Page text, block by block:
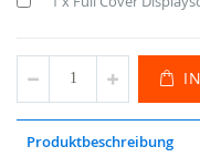
Produktbeschreibung